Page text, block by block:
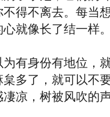
不得不离去。每当
就像长了结一样
身份有地位，就
多了，就可以不
凉，树被风吹的